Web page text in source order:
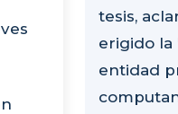
tesis,
erigido la
entidad